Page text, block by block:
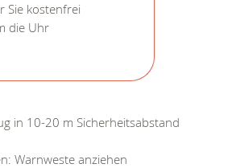
Sie kostenfrei
die Uhr
in 10-20 m Sicherheitsabstand
Warnweste anziehen